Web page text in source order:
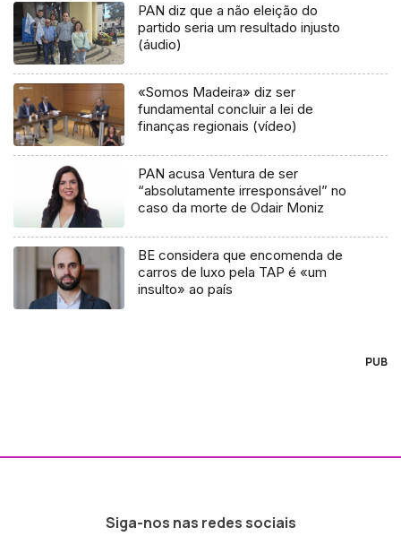
PAN diz que a não eleição do
partido seria um resultado injusto
(áudio)
«Somos Madeira» diz ser
fundamental concluir a lei de
finanças regionais (vídeo)
PAN acusa Ventura de ser
“absolutamente irresponsável” no
caso da morte de Odair Moniz
BE considera que encomenda de
carros de luxo pela TAP é «um
insulto» ao país
PUB
Siga-nos nas redes sociais